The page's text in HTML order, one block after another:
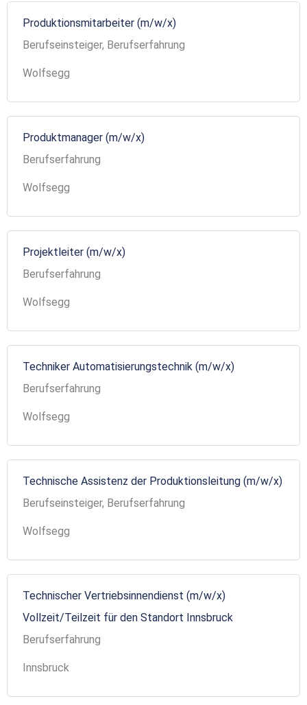
Produktionsmitarbeiter (m/w/x)
Berufseinsteiger, Berufserfahrung
Wolfsegg
Produktmanager (m/w/x)
Berufserfahrung
Wolfsegg
Projektleiter (m/w/x)
Berufserfahrung
Wolfsegg
Techniker Automatisierungstechnik (m/w/x)
Berufserfahrung
Wolfsegg
Technische Assistenz der Produktionsleitung (m/w/x)
Berufseinsteiger, Berufserfahrung
Wolfsegg
Technischer Vertriebsinnendienst (m/w/x)
Vollzeit/Teilzeit für den Standort Innsbruck
Berufserfahrung
Innsbruck